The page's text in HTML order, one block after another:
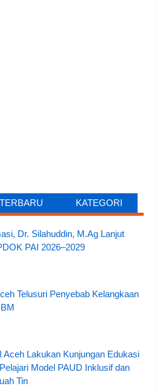
TERBARU KATEGORI
Dr. Silahuddin, M.Ag Lanjut
PAI 2026–2029
Telusuri Penyebab Kelangkaan
Aceh Lakukan Kunjungan Edukasi
Model PAUD Inklusif dan
Tin